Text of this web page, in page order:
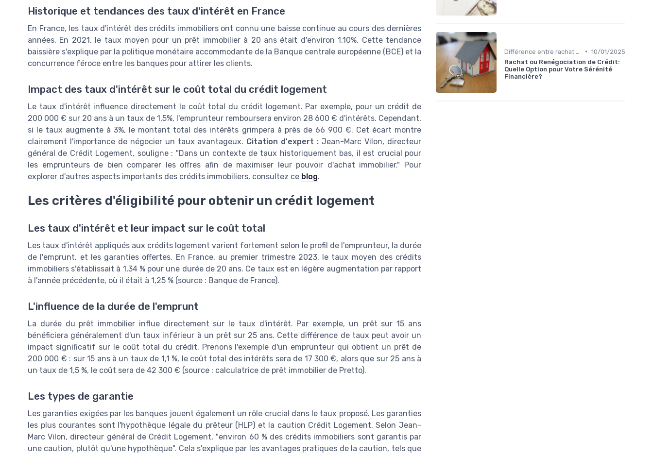
Historique et tendances des taux d'intérêt en France
En France, les taux d'intérêt des crédits immobiliers ont connu une baisse continue au cours des dernières
années. En 2021, le taux moyen pour un prêt immobilier à 20 ans était d'environ 1,10%. Cette tendance
baissière s'explique par la politique monétaire accommodante de la Banque centrale européenne (BCE) et la
concurrence féroce entre les banques pour attirer les clients.
Impact des taux d'intérêt sur le coût total du crédit logement
Le taux d'intérêt influence directement le coût total du crédit logement. Par exemple, pour un crédit de
200 000 € sur 20 ans à un taux de 1,5%, l'emprunteur remboursera environ 28 600 € d'intérêts. Cependant,
si le taux augmente à 3%, le montant total des intérêts grimpera à près de 66 900 €. Cet écart montre
clairement l'importance de négocier un taux avantageux. Citation d'expert : Jean-Marc Vilon, directeur
général de Crédit Logement, souligne : "Dans un contexte de taux historiquement bas, il est crucial pour
les emprunteurs de bien comparer les offres afin de maximiser leur pouvoir d'achat immobilier." Pour
explorer d'autres aspects importants des crédits immobiliers, consultez ce blog.
Les critères d'éligibilité pour obtenir un crédit logement
Les taux d'intérêt et leur impact sur le coût total
Les taux d'intérêt appliqués aux crédits logement varient fortement selon le profil de l'emprunteur, la durée
de l'emprunt, et les garanties offertes. En France, au premier trimestre 2023, le taux moyen des crédits
immobiliers s'établissait à 1,34 % pour une durée de 20 ans. Ce taux est en légère augmentation par rapport
à l'année précédente, où il était à 1,25 % (source : Banque de France).
L'influence de la durée de l'emprunt
La durée du prêt immobilier influe directement sur le taux d'intérêt. Par exemple, un prêt sur 15 ans
bénéficiera généralement d'un taux inférieur à un prêt sur 25 ans. Cette différence de taux peut avoir un
impact significatif sur le coût total du crédit. Prenons l'exemple d'un emprunteur qui obtient un prêt de
200 000 € : sur 15 ans à un taux de 1,1 %, le coût total des intérêts sera de 17 300 €, alors que sur 25 ans à
un taux de 1,5 %, le coût sera de 42 300 € (source : calculatrice de prêt immobilier de Pretto).
Les types de garantie
Les garanties exigées par les banques jouent également un rôle crucial dans le taux proposé. Les garanties
les plus courantes sont l'hypothèque légale du prêteur (HLP) et la caution Crédit Logement. Selon Jean-
Marc Vilon, directeur général de Crédit Logement, "environ 60 % des crédits immobiliers sont garantis par
une caution, plutôt qu'une hypothèque". Cela s'explique par les avantages pratiques de la caution, tels que
• 10/01/2025
Rachat ou Renégociation de Crédit:
Quelle Option pour Votre Sérénité
Financière?